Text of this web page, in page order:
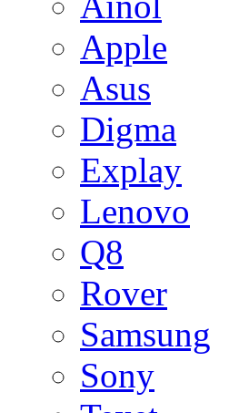
Apple
Asus
Digma
Explay
Lenovo
Q8
Rover
Samsung
Sony